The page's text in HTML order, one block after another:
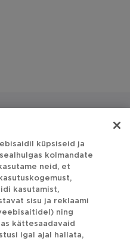
et aidata ja vastata
teil võivad tekkida.
aadressil
küpsiseid ja
kolmandate
neid, et
kasutamist,
sisu ja reklaami
ning
kättesaadavaid
igal ajal hallata,